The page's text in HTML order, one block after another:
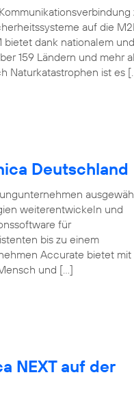
auf die
bietet dank nationalem und
159 Ländern und mehr
Naturkatastrophen ist es
Deutschland
weiterentwickeln und
für
bis zu einem
Accurate bietet mit
und […]
NEXT auf der